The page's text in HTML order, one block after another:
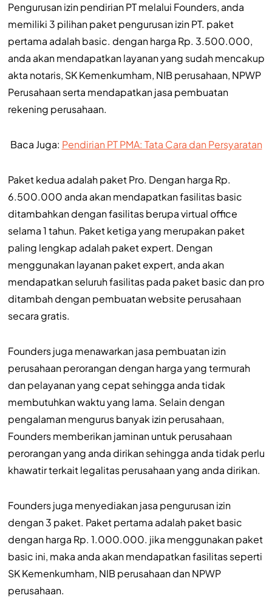
Pengurusan izin pendirian PT melalui Founders, anda
memiliki 3 pilihan paket pengurusan izin PT. paket
pertama adalah basic. dengan harga Rp. 3.500.000,
anda akan mendapatkan layanan yang sudah mencakup
akta notaris, SK Kemenkumham, NIB perusahaan, NPWP
Perusahaan serta mendapatkan jasa pembuatan
rekening perusahaan.
Baca Juga: Pendirian PT PMA: Tata Cara dan Persyaratan
Paket kedua adalah paket Pro. Dengan harga Rp.
6.500.000 anda akan mendapatkan fasilitas basic
ditambahkan dengan fasilitas berupa virtual office
selama 1 tahun. Paket ketiga yang merupakan paket
paling lengkap adalah paket expert. Dengan
menggunakan layanan paket expert, anda akan
mendapatkan seluruh fasilitas pada paket basic dan pro
ditambah dengan pembuatan website perusahaan
secara gratis.
Founders juga menawarkan jasa pembuatan izin
perusahaan perorangan dengan harga yang termurah
dan pelayanan yang cepat sehingga anda tidak
membutuhkan waktu yang lama. Selain dengan
pengalaman mengurus banyak izin perusahaan,
Founders memberikan jaminan untuk perusahaan
perorangan yang anda dirikan sehingga anda tidak perlu
khawatir terkait legalitas perusahaan yang anda dirikan.
Founders juga menyediakan jasa pengurusan izin
dengan 3 paket. Paket pertama adalah paket basic
dengan harga Rp. 1.000.000. jika menggunakan paket
basic ini, maka anda akan mendapatkan fasilitas seperti
SK Kemenkumham, NIB perusahaan dan NPWP
perusahaan.